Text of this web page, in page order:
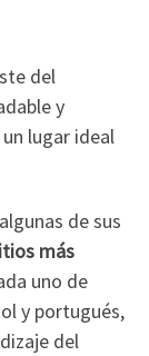
del
y
lugar ideal
de sus
más
uno de
y portugués,
del